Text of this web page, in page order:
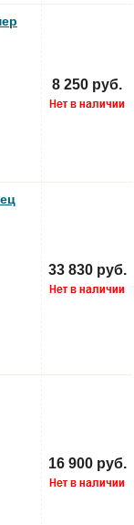
8 250 руб.
33 830 руб.
16 900 руб.